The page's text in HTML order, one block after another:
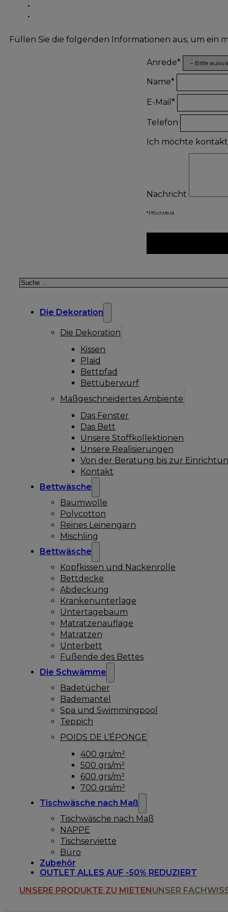
Füllen Sie die folgenden Informationen aus, um ein
Anrede*
Name*
E-Mail*
Telefon
Ich möchte
Nachricht
*Pflichtfeld
Suchen
Die Dekoration
Die Dekoration
Kissen
Plaid
Bettpfad
Bettüberwurf
Maßgeschneidertes Ambiente
Das Fenster
Das Bett
Unsere Stoffkollektionen
Unsere Realisierungen
Von der Beratung bis zur
Kontakt
Bettwäsche
Baumwolle
Polycotton
Reines Leinengarn
Mischling
Bettwäsche
Kopfkissen und Nackenrolle
Bettdecke
Abdeckung
Krankenunterlage
Untertagebaum
Matratzenauflage
Matratzen
Unterbett
Fußende des Bettes
Die Schwämme
Badetücher
Bademantel
Spa und Swimmingpool
Teppich
POIDS DE L’ÉPONGE
400 grs/m²
500 grs/m²
600 grs/m²
700 grs/m²
Tischwäsche nach Maß
Tischwäsche nach Maß
NAPPE
Tischserviette
Büro
Zubehör
OUTLET ALLES AUF -50% REDUZIERT
UNSERE PRODUKTE ZU MIETENUNSER